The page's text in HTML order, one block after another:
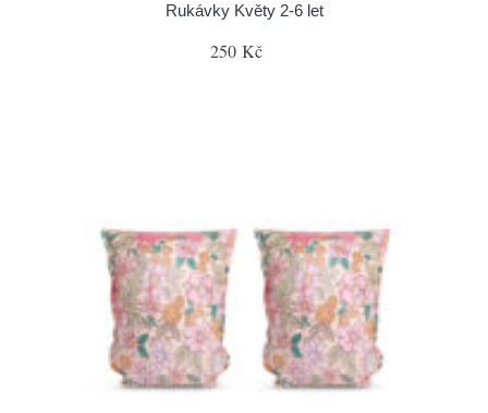
Rukávky Květy 2-6 let
250 Kč